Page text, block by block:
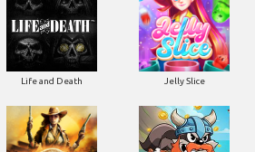
Life and Death Jelly Slice